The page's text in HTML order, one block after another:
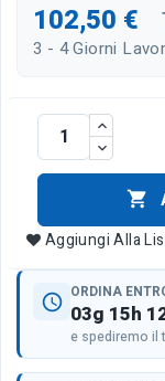
102,50 €
3 - 4 Giorni

Aggiungi Alla
schedule ORDINA
03g 15h
e spediremo il